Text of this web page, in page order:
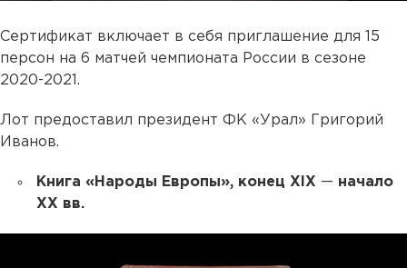
Сертификат включает в себя приглашение для 15
персон на 6 матчей чемпионата России в сезоне
2020-2021.
Лот предоставил президент ФК «Урал» Григорий
Иванов.
Книга «Народы Европы», конец XIX — начало
XX вв.